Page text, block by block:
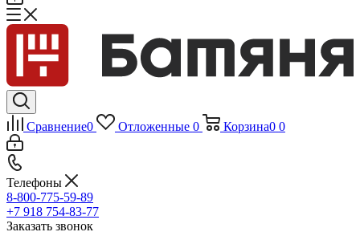
Сравнение0 Отложенные 0 Корзина0 0
Телефоны
8-800-775-59-89
+7 918 754-83-77
Заказать звонок